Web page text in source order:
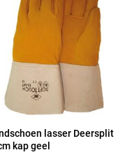
lasser Deersplit
kap geel